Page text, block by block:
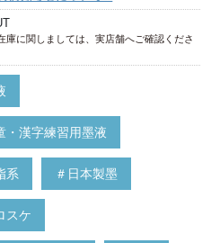
庫に関しましては、実店舗へご確認くださ
・漢字練習用墨液
系 ＃日本製墨
スケ